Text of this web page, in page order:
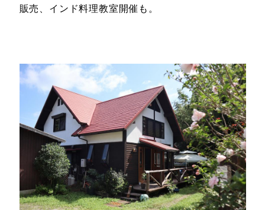
販売、インド料理教室開催も。